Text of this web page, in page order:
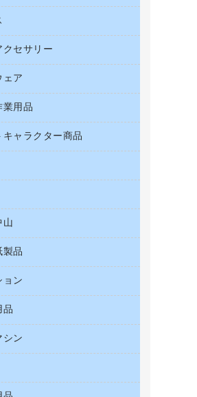
ートリッジ
シミリトナー
用リボン
ルトナー（プール方式）
ンクカートリッジ
紙
ピー用紙・プリンタ用紙
用紙
ミリ用紙
紙
用紙
／フォーム用紙
用品
クセサリー
ア・インテリア収納
スアクセサリー
ェア
ス・シャツ
護・ワーキングウェア
業用品
品
ープ
貨
袋
用品
キャラクター商品
トキャラクター商品
チェア
ィングチェア
・ベンチ
ー
ングテーブル
山
業用品
製品
ーノート
ーフ
ョン
ション
トボード・黒板
品
ＳＳＤ
ーブル
ーナー／エアダスター
シン
モリ
ェットプリンタ／複合機